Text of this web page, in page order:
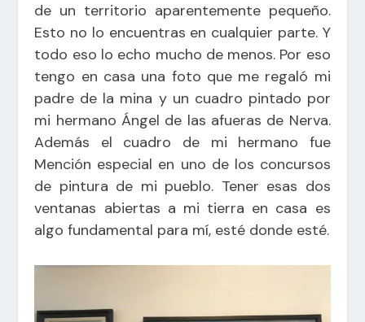
de un territorio aparentemente pequeño.
Esto no lo encuentras en cualquier parte. Y
todo eso lo echo mucho de menos. Por eso
tengo en casa una foto que me regaló mi
padre de la mina y un cuadro pintado por
mi hermano Ángel de las afueras de Nerva.
Además el cuadro de mi hermano fue
Mención especial en uno de los concursos
de pintura de mi pueblo. Tener esas dos
ventanas abiertas a mi tierra en casa es
algo fundamental para mí, esté donde esté.